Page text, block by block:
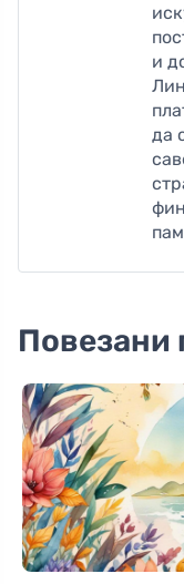
и
да
Повезани